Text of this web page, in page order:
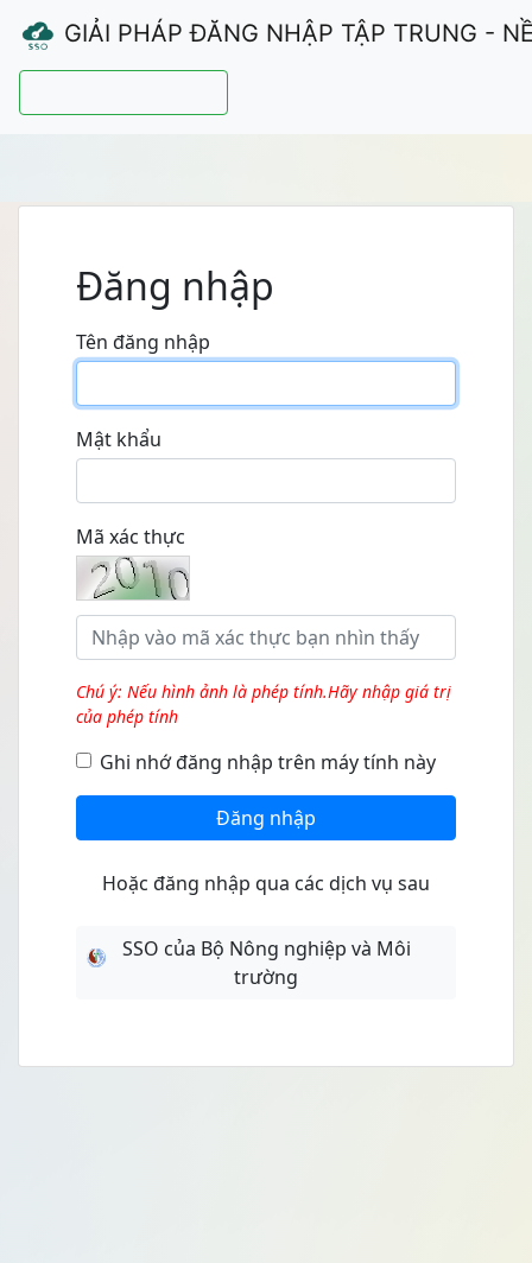
GIẢI PHÁP ĐĂNG NHẬP TẬP TRUNG -
Đăng nhập
Tên đăng nhập
Mật khẩu
Mã xác thực
Chú ý: Nếu hình ảnh là phép tính.Hãy nhập giá trị
của phép tính
Ghi nhớ đăng nhập trên máy tính này
Đăng nhập
Hoặc đăng nhập qua các dịch vụ sau
SSO của Bộ Nông nghiệp và Môi
trường